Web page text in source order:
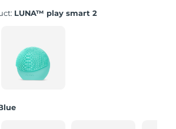
LUNA™ play smart 2